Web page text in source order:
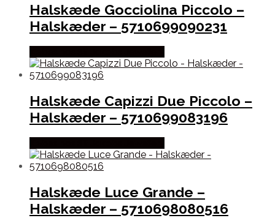
Halskæde Gocciolina Piccolo –
Halskæder – 5710699090231
Halskæde Capizzi Due Piccolo –
Halskæder – 5710699083196
Halskæde Luce Grande –
Halskæder – 5710698080516